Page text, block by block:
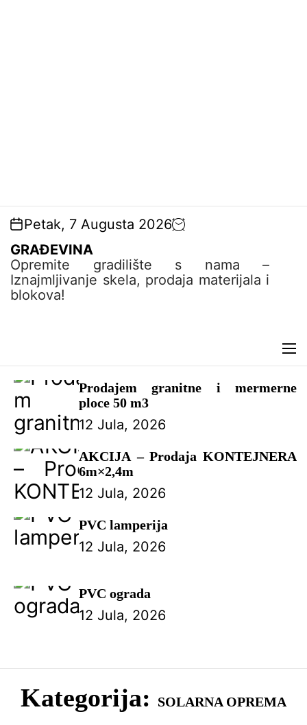
Petak, 7 Augusta 2026
GRAĐEVINA
Opremite gradilište s nama –
Iznajmljivanje skela, prodaja materijala i
blokova!
M
e
n
Prodajem granitne i mermerne
ploce 50 m3
12 Jula, 2026
AKCIJA – Prodaja KONTEJNERA
6m×2,4m
12 Jula, 2026
PVC lamperija
12 Jula, 2026
PVC ograda
12 Jula, 2026
Kategorija: SOLARNA OPREMA